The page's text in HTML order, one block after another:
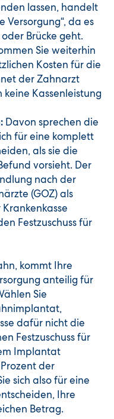
lassen, handelt
Versorgung“, da es
Brücke geht.
Sie weiterhin
Kosten für die
der Zahnarzt
Kassenleistung
Davon sprechen die
für eine komplett
als sie die
vorsieht. Der
nach der
(GOZ) als
Festzuschuss für
kommt Ihre
anteilig für
Sie
dafür nicht die
Festzuschuss für
Implantat
der
sich also für eine
Ihre
Betrag.